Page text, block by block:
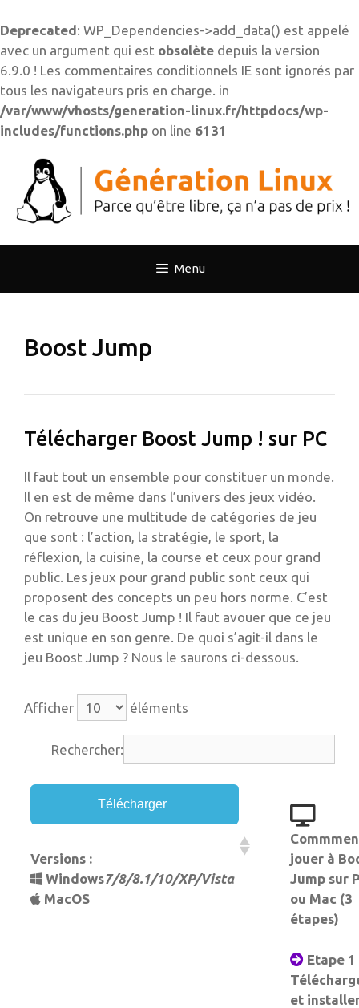
Deprecated: WP_Dependencies->add_data() est appelé
avec un argument qui est obsolète depuis la version
6.9.0 ! Les commentaires conditionnels IE sont ignorés par
tous les navigateurs pris en charge. in
/var/www/vhosts/generation-linux.fr/httpdocs/wp-
includes/functions.php on line 6131
contenu
Menu
Boost Jump
Télécharger Boost Jump ! sur PC
Il faut tout un ensemble pour constituer un monde.
Il en est de même dans l’univers des jeux vidéo.
On retrouve une multitude de catégories de jeu
que sont : l’action, la stratégie, le sport, la
réflexion, la cuisine, la course et ceux pour grand
public. Les jeux pour grand public sont ceux qui
proposent des concepts un peu hors norme. C’est
le cas du jeu Boost Jump ! Il faut avouer que ce jeu
est unique en son genre. De quoi s’agit-il dans le
jeu Boost Jump ? Nous le saurons ci-dessous.
Afficher éléments
Rechercher:
Télécharger
Versions :
Windows7/8/8.1/10/XP/Vista
MacOS
jouer à
Jump sur
ou Mac (3
étapes)
Etape 1
et